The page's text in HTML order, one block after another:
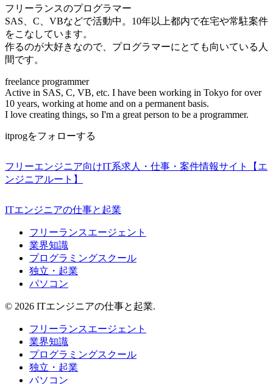
フリーランスのプログラマー
SAS、C、VBなどで活動中。10年以上都内で在宅や常駐案件
をこなしています。
作るのが大好きなので、プログラマーにとても向いている人
間です。
freelance programmer
Active in SAS, C, VB, etc. I have been working in Tokyo for over
10 years, working at home and on a permanent basis.
I love creating things, so I'm a great person to be a programmer.
itprogをフォローする
フリーエンジニア向けIT系求人・仕事・案件情報サイト【エ
ンジニアルート】
ITエンジニアの仕事と起業
フリーランスエージェント
業界知識
プログラミングスクール
独立・起業
パソコン
© 2026 ITエンジニアの仕事と起業.
フリーランスエージェント
業界知識
プログラミングスクール
独立・起業
パソコン